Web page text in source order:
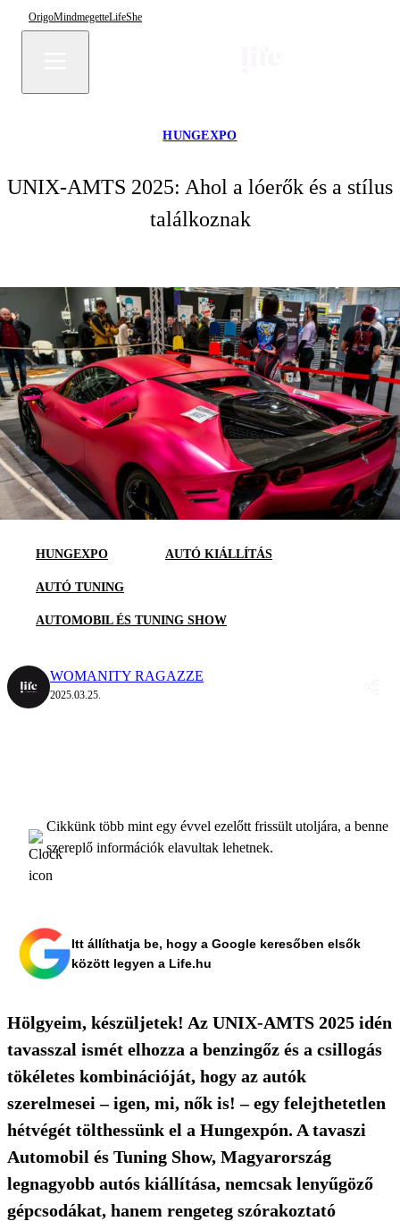
OrigoMindmegetteLifeShe
HUNGEXPO
UNIX-AMTS 2025: Ahol a lóerők és a stílus
találkoznak
HUNGEXPO AUTÓ KIÁLLÍTÁS
AUTÓ TUNING
AUTOMOBIL ÉS TUNING SHOW
WOMANITY RAGAZZE
2025.03.25.
Cikkünk több mint egy évvel ezelőtt frissült utoljára, a benne
szereplő információk elavultak lehetnek.
Itt állíthatja be, hogy a Google keresőben elsők
között legyen a Life.hu
Hölgyeim, készüljetek! Az UNIX-AMTS 2025 idén
tavasszal ismét elhozza a benzingőz és a csillogás
tökéletes kombinációját, hogy az autók
szerelmesei – igen, mi, nők is! – egy felejthetetlen
hétvégét tölthessünk el a Hungexpón. A tavaszi
Automobil és Tuning Show, Magyarország
legnagyobb autós kiállítása, nemcsak lenyűgöző
gépcsodákat, hanem rengeteg szórakoztató